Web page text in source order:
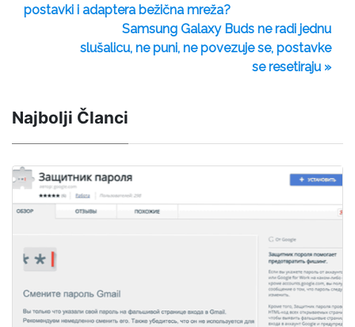
postavki i adaptera bežična mreža?
Samsung Galaxy Buds ne radi jednu
slušalicu, ne puni, ne povezuje se, postavke
se resetiraju »
Najbolji Članci